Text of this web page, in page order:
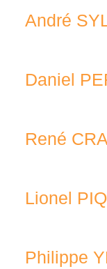
André
Daniel
René
Lionel
Philippe